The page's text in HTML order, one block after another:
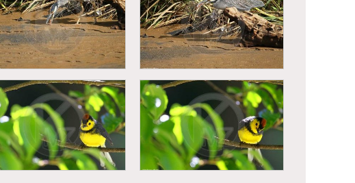
Colibri thalassin (Colibri
thalassinus)
Ara rouge (Ara macao)
Bihoreau violacé
(Nyctanassa violacea)
Bihoreau violacé
(Nyctanassa violacea)